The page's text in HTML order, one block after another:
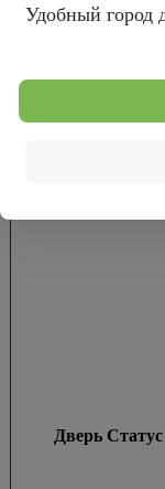
Дверь
Удобный город